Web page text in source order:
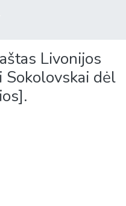
Livonijos
Sokolovskai dėl